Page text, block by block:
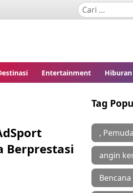
Entertainment Hiburan
Berprestasi
Tag
,
angin
Bencana